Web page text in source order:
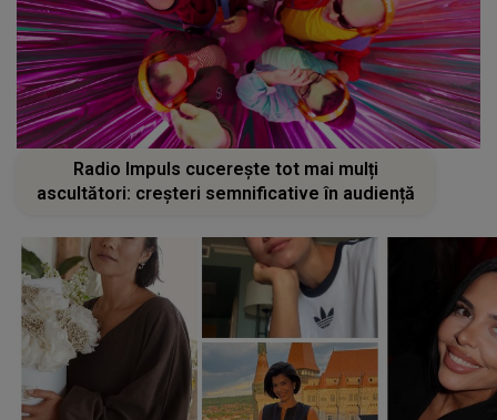
Radio Impuls cucerește tot mai mulți
ascultători: creșteri semnificative în audiență